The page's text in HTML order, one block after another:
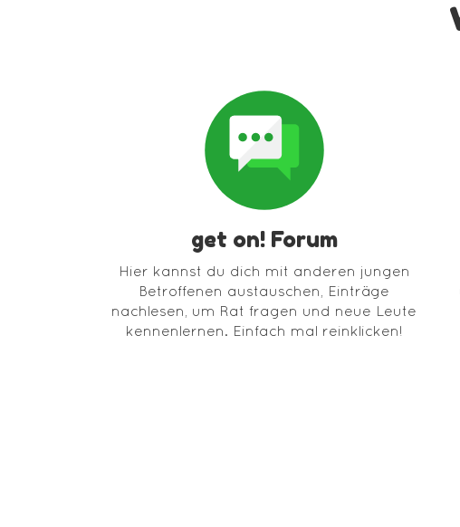
get on! Forum
Hier kannst du dich mit anderen jungen
Betroffenen austauschen, Einträge
nachlesen, um Rat fragen und neue Leute
kennenlernen. Einfach mal reinklicken!